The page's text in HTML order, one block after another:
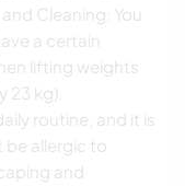
Cleaning: You
a certain
lifting weights
23 kg).
routine, and it is
be allergic to
and